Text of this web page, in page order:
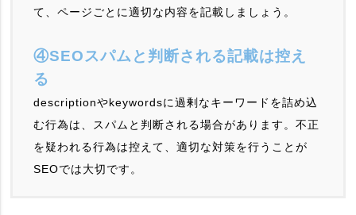
て、ページごとに適切な内容を記載しましょう。
④SEOスパムと判断される記載は控え
る
descriptionやkeywordsに過剰なキーワードを詰め込
む行為は、スパムと判断される場合があります。不正
を疑われる行為は控えて、適切な対策を行うことが
SEOでは大切です。